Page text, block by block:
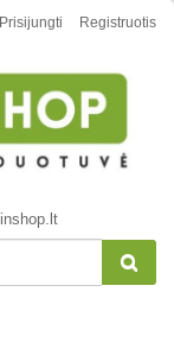
Prisijungti Registruotis